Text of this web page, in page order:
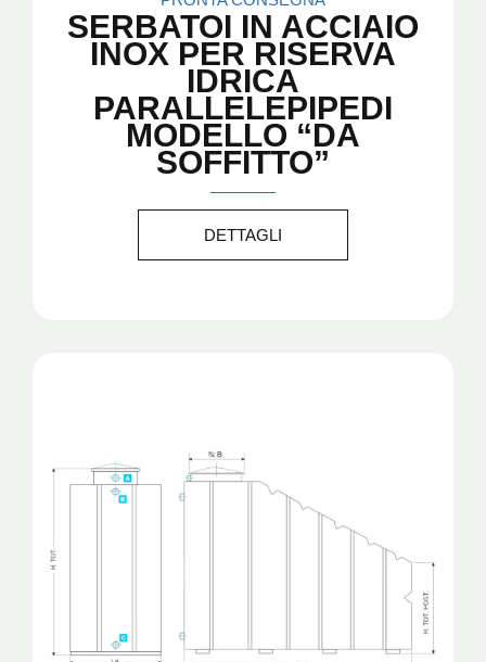
SERBATOI IN ACCIAIO
INOX PER RISERVA
IDRICA
PARALLELEPIPEDI
MODELLO “DA
SOFFITTO”
DETTAGLI